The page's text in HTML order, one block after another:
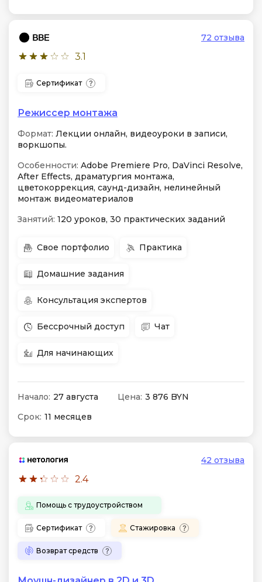
3.1
72 отзыва
Сертификат
Режиссер монтажа
Формат: Лекции онлайн, видеоуроки в записи,
воркшопы.
Особенности: Adobe Premiere Pro, DaVinci Resolve,
After Effects, драматургия монтажа,
цветокоррекция, саунд-дизайн, нелинейный
монтаж видеоматериалов
Занятий: 120 уроков, 30 практических заданий
Свое портфолио Практика
Домашние задания
Консультация экспертов
Бессрочный доступ Чат
Для начинающих
Начало: 27 августа Цена: 3 876 BYN
Срок: 11 месяцев
2.4
42 отзыва
Помощь с трудоустройством
Сертификат Стажировка
Возврат средств